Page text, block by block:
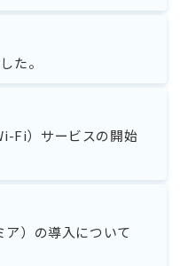
た。
Fi）サービスの開始
ア）の導入について